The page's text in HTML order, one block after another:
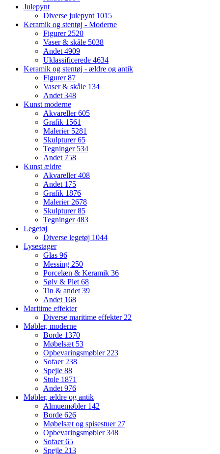
Julepynt
Diverse julepynt 1015
Keramik og stentøj - Moderne
Figurer2520
Vaser & skåle 5038
Andet4909
Uklassificerede 4634
Keramik og stentøj - ældre og antik
Figurer87
Vaser & skåle 134
Andet348
Kunst moderne
Akvareller605
Grafik 1561
Malerier 5281
Skulpturer65
Tegninger 534
Andet 758
Kunst ældre
Akvareller408
Andet 175
Grafik 1876
Malerier2678
Skulpturer85
Tegninger483
Legetøj
Diverse legetøj 1044
Lysestager
Glas 96
Messing 250
Porcelæn & Keramik 36
Sølv & Plet68
Tin & andet39
Andet 168
Maritime effekter
Diverse maritime effekter22
Møbler, moderne
Borde 1370
Møbelsæt 53
Opbevaringsmøbler223
Sofaer238
Spejle 88
Stole 1871
Andet976
Møbler, ældre og antik
Almuemøbler 142
Borde 626
Møbelsæt og spisestuer27
Opbevaringsmøbler348
Sofaer65
Spejle 213